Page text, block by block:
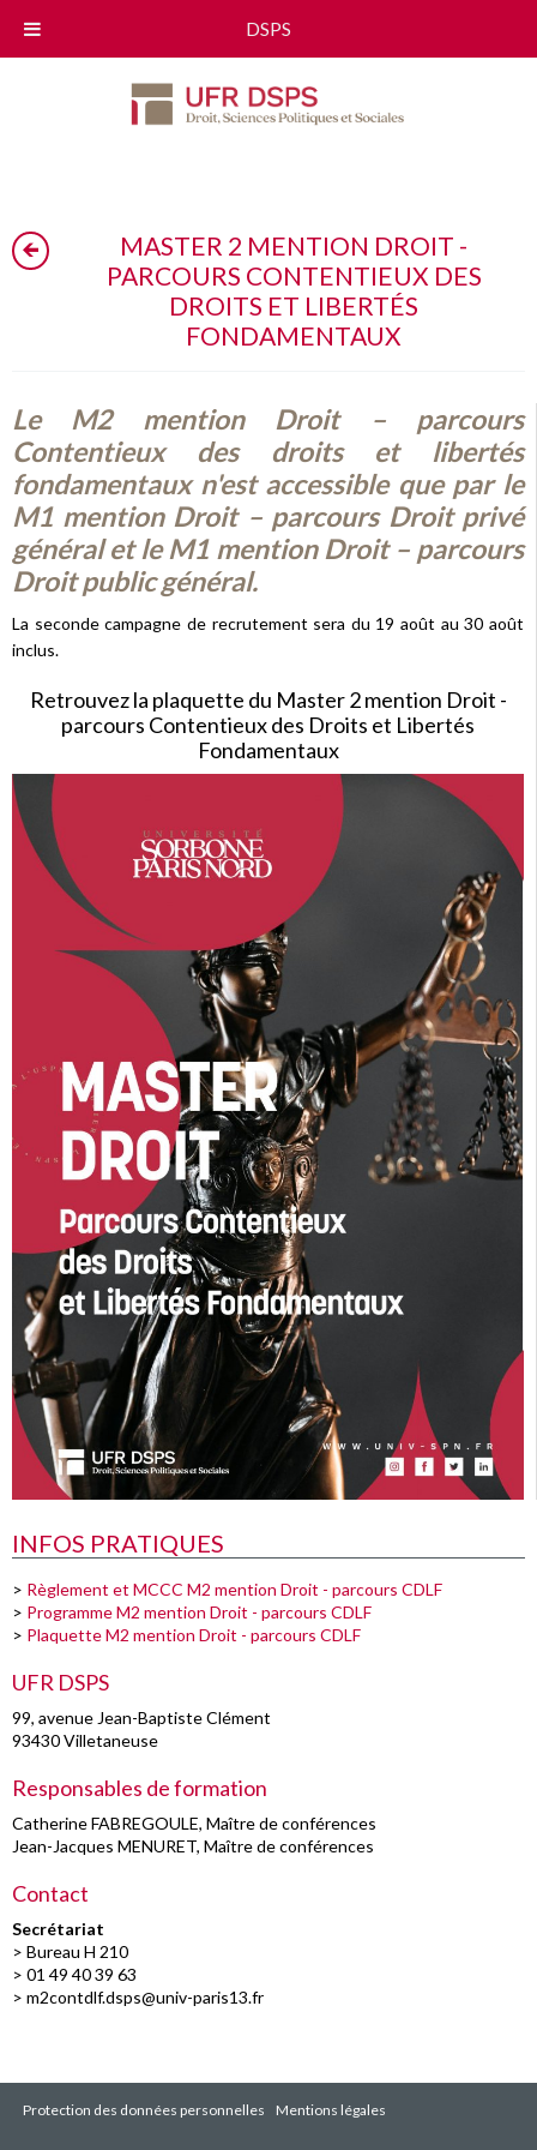
MASTER 2 MENTION DROIT -
PARCOURS CONTENTIEUX DES
DROITS ET LIBERTÉS
FONDAMENTAUX
Le M2 mention Droit – parcours
Contentieux des droits et libertés
fondamentaux n'est accessible que par le
M1 mention Droit – parcours Droit privé
général et le M1 mention Droit – parcours
Droit public général.
La seconde campagne de recrutement sera du 19 août au 30 août
inclus.
Retrouvez la plaquette du Master 2 mention Droit -
parcours Contentieux des Droits et Libertés
Fondamentaux
INFOS PRATIQUES
> Règlement et MCCC M2 mention Droit - parcours CDLF
> Programme M2 mention Droit - parcours CDLF
> Plaquette M2 mention Droit - parcours CDLF
UFR DSPS
99, avenue Jean-Baptiste Clément
93430 Villetaneuse
Responsables de formation
Catherine FABREGOULE, Maître de conférences
Jean-Jacques MENURET, Maître de conférences
Contact
Secrétariat
> Bureau H 210
> 01 49 40 39 63
> m2contdlf.dsps@univ-paris13.fr
Protection des données personnelles Mentions légales
DSPS